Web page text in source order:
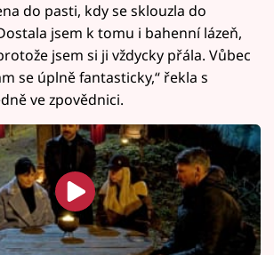
do pasti, kdy se sklouzla do
jsem k tomu i bahenní lázeň,
jsem si ji vždycky přála. Vůbec
se úplně fantasticky,“ řekla s
ve zpovědnici.